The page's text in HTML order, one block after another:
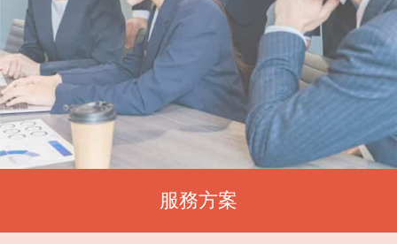
服務方案